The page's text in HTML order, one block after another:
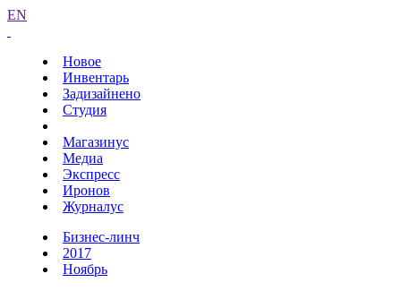
EN
Новое
Инвентарь
Задизайнено
Студия
Магазинус
Медиа
Экспресс
Иронов
Журналус
Бизнес-линч
2017
Ноябрь